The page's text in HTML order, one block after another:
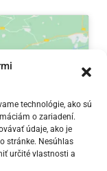
technológie, ako sú
o zariadení.
údaje, ako je
stránke. Nesúhlas
určité vlastnosti a
soubory